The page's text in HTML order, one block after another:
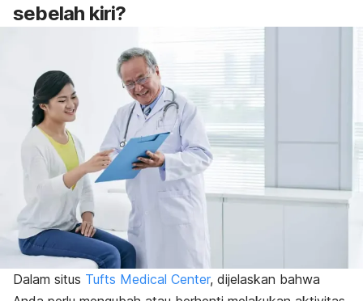
sebelah kiri?
Dalam situs Tufts Medical Center, dijelaskan bahwa